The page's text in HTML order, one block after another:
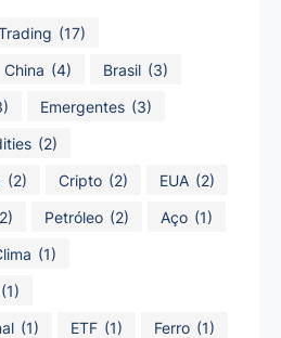
(17)
China (4) Brasil (3)
Emergentes (3)
(2)
(2) Cripto (2) EUA (2)
Petróleo (2) Aço (1)
(1)
(1)
(1) ETF (1) Ferro (1)